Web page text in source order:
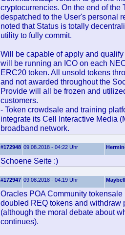
cryptocurrencies. On the end of
despatched to the User's personal
noted that Status is totally
utility to fully commit.
Will be capable of apply and
will be running an ICO on each
ERC20 token. All unsold tokens
and not awarded throughout the
Provide will all be frozen and
customers.
- Token crowdsale and training
integrate its Cell Interactive Media
broadband network.
#172948 09.08.2018 - 04:22 Uhr
Schoene Seite :)
#172947 09.08.2018 - 04:19 Uhr
Oracles POA Community
doubled REQ tokens and withdraw
(although the moral debate about
continues).